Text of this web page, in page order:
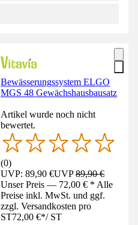
Bewässerungssystem ELGO
MGS 48 Gewächshausbausatz
Artikel wurde noch nicht
bewertet.
(0)
UVP: 89,90 €UVP89,90 €
Unser Preis — 72,00 € * Alle
Preise inkl. MwSt. und ggf.
zzgl. Versandkosten pro
ST72,00 €*/ ST